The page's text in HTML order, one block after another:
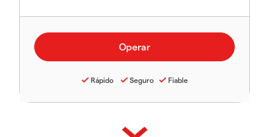
Rápido Seguro Fiable